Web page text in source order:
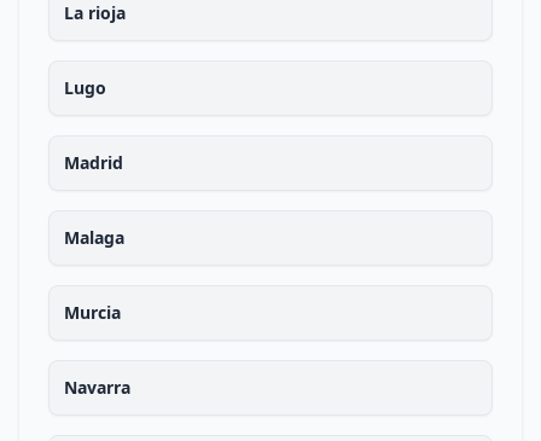
La rioja
Lugo
Madrid
Malaga
Murcia
Navarra